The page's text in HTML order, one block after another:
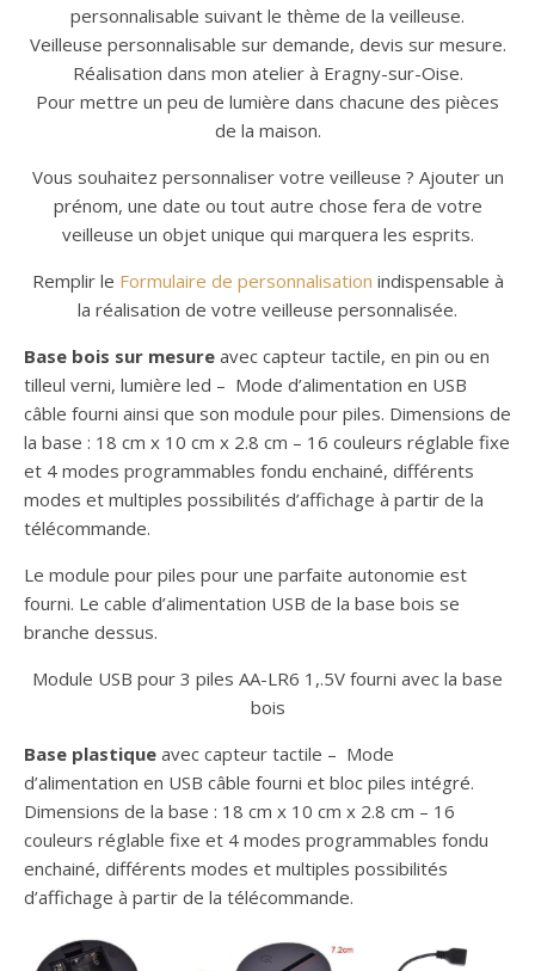
personnalisable suivant le thème de la veilleuse.
Veilleuse personnalisable sur demande, devis sur mesure.
Réalisation dans mon atelier à Eragny-sur-Oise.
Pour mettre un peu de lumière dans chacune des pièces
de la maison.
Vous souhaitez personnaliser votre veilleuse ? Ajouter un
prénom, une date ou tout autre chose fera de votre
veilleuse un objet unique qui marquera les esprits.
Remplir le Formulaire de personnalisation indispensable à
la réalisation de votre veilleuse personnalisée.
Base bois sur mesure avec capteur tactile, en pin ou en
tilleul verni, lumière led – Mode d’alimentation en USB
câble fourni ainsi que son module pour piles. Dimensions de
la base : 18 cm x 10 cm x 2.8 cm – 16 couleurs réglable fixe
et 4 modes programmables fondu enchainé, différents
modes et multiples possibilités d’affichage à partir de la
télécommande.
Le module pour piles pour une parfaite autonomie est
fourni. Le cable d’alimentation USB de la base bois se
branche dessus.
Module USB pour 3 piles AA-LR6 1,.5V fourni avec la base
bois
Base plastique avec capteur tactile – Mode
d’alimentation en USB câble fourni et bloc piles intégré.
Dimensions de la base : 18 cm x 10 cm x 2.8 cm – 16
couleurs réglable fixe et 4 modes programmables fondu
enchainé, différents modes et multiples possibilités
d’affichage à partir de la télécommande.